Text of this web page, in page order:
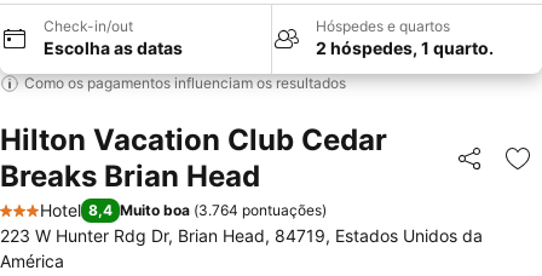
Check-in/out
Escolha as datas
Hóspedes e quartos
2 hóspedes, 1 quarto.
Como os pagamentos influenciam os resultados
Hilton Vacation Club Cedar
Breaks Brian Head
Partilhar
3 Estrelas
Hotel 8,4 Muito boa (3.764 pontuações)
223 W Hunter Rdg Dr, Brian Head, 84719, Estados Unidos da
América